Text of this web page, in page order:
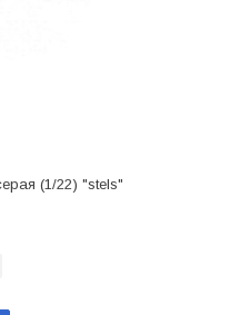
(1/22) "stels"